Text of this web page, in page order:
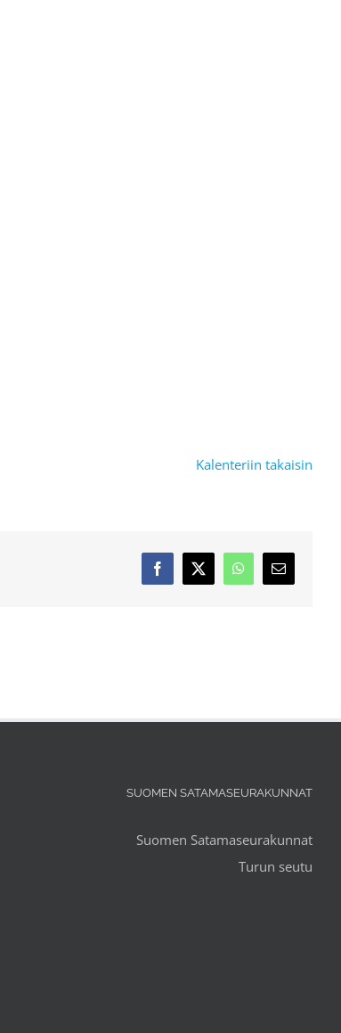
Kalenteriin takaisin
Facebook
X WhatsAppSähköposti
SUOMEN SATAMASEURAKUNNAT
Suomen Satamaseurakunnat
Turun seutu